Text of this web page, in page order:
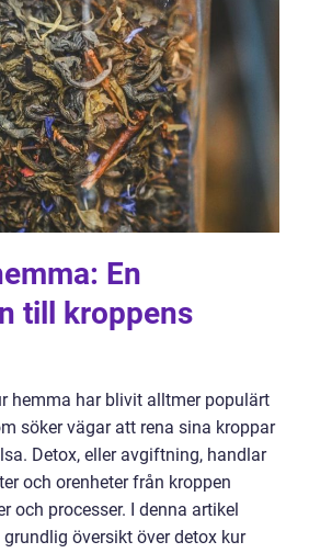
En
till kroppens
hemma har blivit alltmer populärt
söker vägar att rena sina kroppar
Detox, eller avgiftning, handlar
och orenheter från kroppen
och processer. I denna artikel
översikt över detox kur